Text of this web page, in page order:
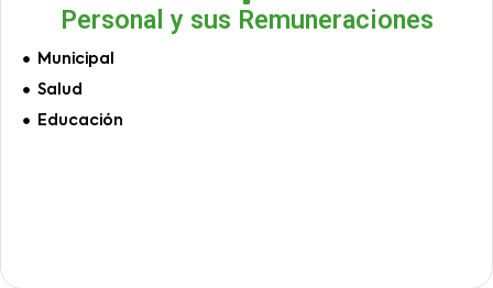
Personal y sus Remuneraciones
Municipal
Salud
Educación